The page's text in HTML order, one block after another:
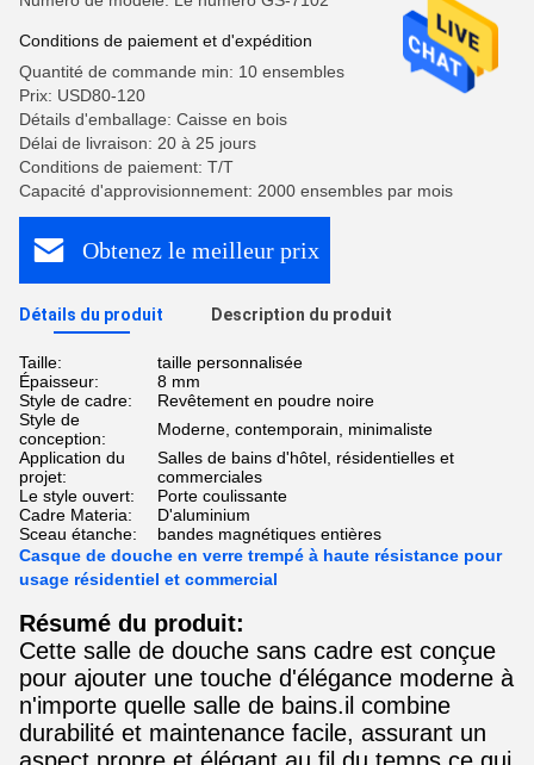
Conditions de paiement et d'expédition
Quantité de commande min: 10 ensembles
Prix: USD80-120
Détails d'emballage: Caisse en bois
Délai de livraison: 20 à 25 jours
Conditions de paiement: T/T
Capacité d'approvisionnement: 2000 ensembles par mois
Obtenez le meilleur prix
Détails du produit Description du produit
Taille:
taille personnalisée
Épaisseur:
8 mm
Style de cadre:
Revêtement en poudre noire
Style de
conception:
Moderne, contemporain, minimaliste
Application du
projet:
Salles de bains d'hôtel, résidentielles et
commerciales
Le style ouvert:
Porte coulissante
Cadre Materia:
D'aluminium
Sceau étanche:
bandes magnétiques entières
Casque de douche en verre trempé à haute résistance pour
usage résidentiel et commercial
Résumé du produit:
Cette salle de douche sans cadre est conçue
pour ajouter une touche d'élégance moderne à
n'importe quelle salle de bains.il combine
durabilité et maintenance facile, assurant un